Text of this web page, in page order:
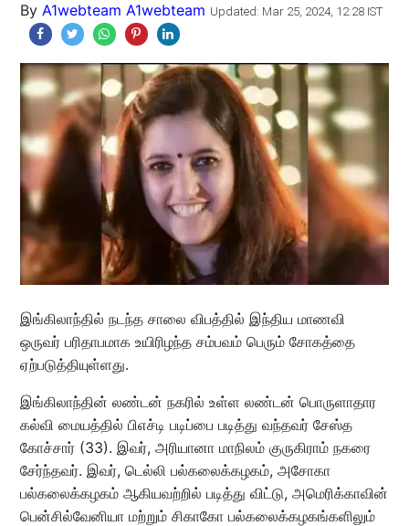
By A1webteam A1webteam Updated: Mar 25, 2024, 12:28 IST
இங்கிலாந்தில் நடந்த சாலை விபத்தில் இந்திய மாணவி
ஒருவர் பரிதாபமாக உயிரிழந்த சம்பவம் பெரும் சோகத்தை
ஏற்படுத்தியுள்ளது.
இங்கிலாந்தின் லண்டன் நகரில் உள்ள லண்டன் பொருளாதார
கல்வி மையத்தில் பிஎச்டி படிப்பை படித்து வந்தவர் சேஸ்த
கோச்சார் (33). இவர், அரியானா மாநிலம் குருகிராம் நகரை
சேர்ந்தவர். இவர், டெல்லி பல்கலைக்கழகம், அசோகா
பல்கலைக்கழகம் ஆகியவற்றில் படித்து விட்டு, அமெரிக்காவின்
பென்சில்வேனியா மற்றும் சிகாகோ பல்கலைக்கழகங்களிலும்